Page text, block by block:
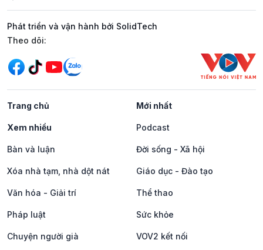
Phát triển và vận hành bởi SolidTech
Mạng xã hội
Theo dõi:
Trang chủ Mới nhất
Xem nhiều Podcast
Bàn và luận Đời sống - Xã hội
Xóa nhà tạm, nhà dột nát Giáo dục - Đào tạo
Văn hóa - Giải trí Thể thao
Pháp luật Sức khỏe
Chuyện người già VOV2 kết nối